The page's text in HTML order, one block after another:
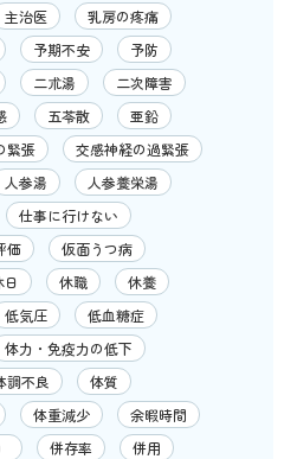
主治医
乳房の疼痛
予期不安
予防
二朮湯
二次障害
五苓散
亜鉛
緊張
交感神経の過緊張
人参湯
人参養栄湯
仕事に行けない
価
仮面うつ病
日 休職
休養
低気圧
低血糖症
体力・免疫力の低下
調不良
体質
体重減少
余暇時間
併存率
併用